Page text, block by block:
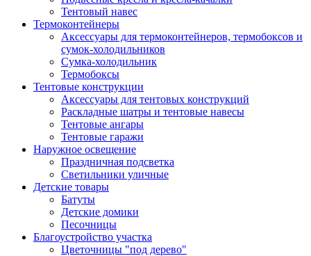
Тентовый навес
Термоконтейнеры
Аксессуары для термоконтейнеров, термобоксов и
сумок-холодильников
Сумка-холодильник
Термобоксы
Тентовые конструкции
Аксессуары для тентовых конструкций
Раскладные шатры и тентовые навесы
Тентовые ангары
Тентовые гаражи
Наружное освещение
Праздничная подсветка
Светильники уличные
Детские товары
Батуты
Детские домики
Песочницы
Благоустройство участка
Цветочницы "под дерево"